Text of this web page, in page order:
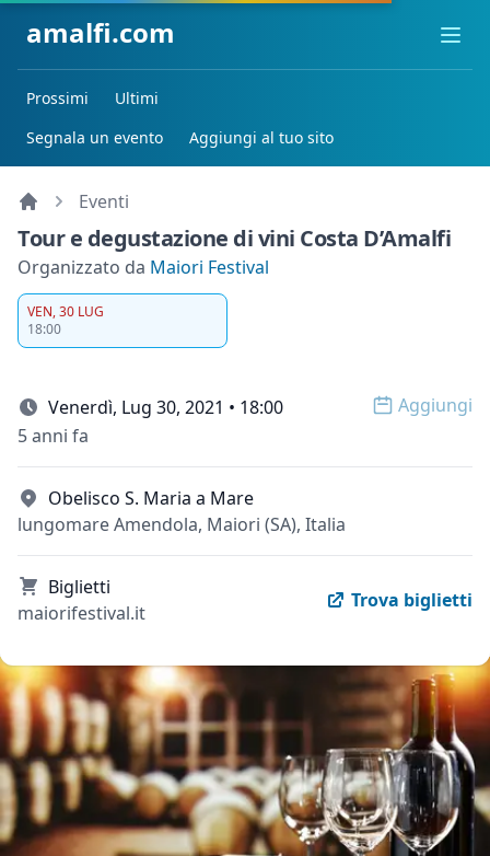
amalfi.com
Prossimi
Ultimi
Segnala un evento
Aggiungi al tuo sito
Eventi
Tour e degustazione di vini Costa D’Amalfi
Organizzato da Maiori Festival
VEN, 30 LUG
18:00
Venerdì, Lug 30, 2021 • 18:00 Open
Aggiungi
5 anni fa
Obelisco S. Maria a Mare
lungomare Amendola, Maiori (SA), Italia
Biglietti
maiorifestival.it
Trova biglietti